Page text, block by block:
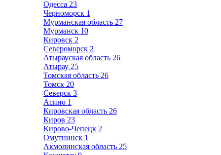
Одесса 23
Черноморск 1
Мурманская область 27
Мурманск 10
Кировск 2
Североморск 2
Атырауская область 26
Атырау 25
Томская область 26
Томск 20
Северск 3
Асино 1
Кировская область 26
Киров 23
Кирово-Чепецк 2
Омутнинск 1
Акмолинская область 25